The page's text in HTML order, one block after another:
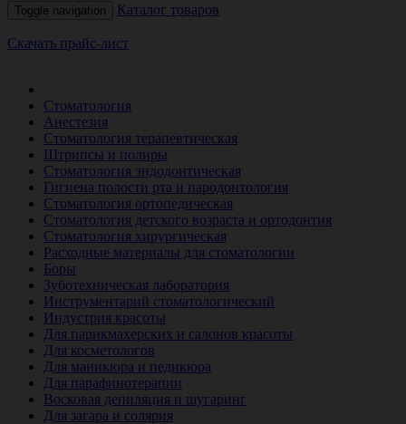
Toggle navigation Каталог товаров
Скачать прайс-лист
Стоматология
Анестезия
Стоматология терапевтическая
Штрипсы и полиры
Стоматология эндодонтическая
Гигиена полости рта и пародонтология
Стоматология ортопедическая
Стоматология детского возраста и ортодонтия
Стоматология хирургическая
Расходные материалы для стоматологии
Боры
Зуботехническая лаборатория
Инструментарий стоматологический
Индустрия красоты
Для парикмахерских и салонов красоты
Для косметологов
Для маникюра и педикюра
Для парафинотерапии
Восковая депиляция и шугаринг
Для загара и солярия